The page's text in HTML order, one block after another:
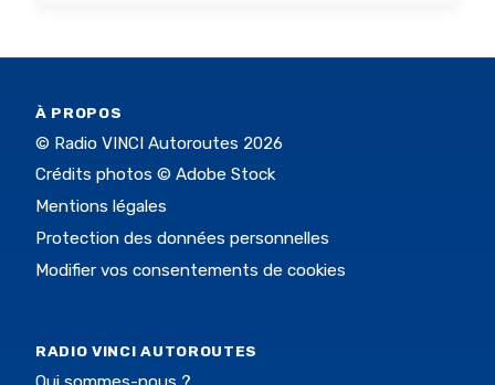
À PROPOS
© Radio VINCI Autoroutes 2026
Crédits photos © Adobe Stock
Mentions légales
Protection des données personnelles
Modifier vos consentements de cookies
RADIO VINCI AUTOROUTES